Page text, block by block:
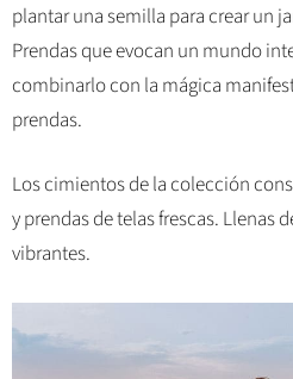
plantar una semilla para crear un
Prendas que evocan un mundo
combinarlo con la mágica
prendas.
Los cimientos de la colección
y prendas de telas frescas. Llenas
vibrantes.